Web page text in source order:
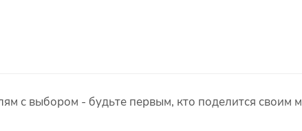
с выбором - будьте первым, кто поделится своим